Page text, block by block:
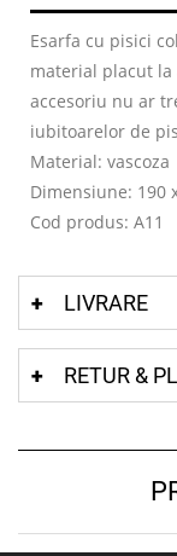
Esarfa cu pisici
material placut la
accesoriu nu ar
iubitoarelor de
Material: vascoza
Dimensiune: 190
Cod produs: A11
LIVRARE
RETUR &